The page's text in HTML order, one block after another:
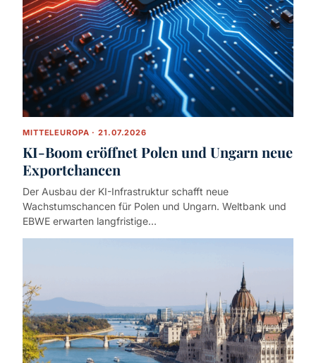
MITTELEUROPA · 21.07.2026
KI-Boom eröffnet Polen und Ungarn neue
Exportchancen
Der Ausbau der KI-Infrastruktur schafft neue
Wachstumschancen für Polen und Ungarn. Weltbank und
EBWE erwarten langfristige…